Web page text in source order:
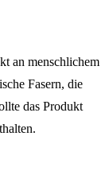
an menschlichem
Fasern, die
das Produkt